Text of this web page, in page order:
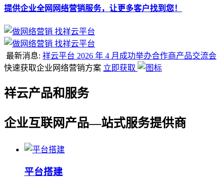
提供企业全网网络营销服务，让更多客户找到您！
最新消息: 祥云平台 2026 年 4 月成功举办合作商产品交流会
快速获取企业网络营销方案 立即获取
祥云产品和服务
企业互联网产品—站式服务提供商
平台搭建